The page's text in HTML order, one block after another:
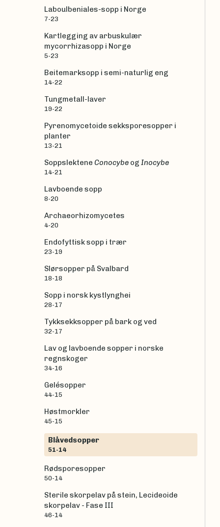
Laboulbeniales-sopp i Norge
7-23
Kartlegging av arbuskulær
mycorrhizasopp i Norge
5-23
Beitemarksopp i semi-naturlig eng
14-22
Tungmetall-laver
19-22
Pyrenomycetoide sekksporesopper i
planter
13-21
Soppslektene Conocybe og Inocybe
14-21
Lavboende sopp
8-20
Archaeorhizomycetes
4-20
Endofyttisk sopp i trær
23-19
Slørsopper på Svalbard
18-18
Sopp i norsk kystlynghei
28-17
Tykksekksopper på bark og ved
32-17
Lav og lavboende sopper i norske
regnskoger
34-16
Gelésopper
44-15
Høstmorkler
45-15
Blåvedsopper
51-14
Rødsporesopper
50-14
Sterile skorpelav på stein, Lecideoide
skorpelav - Fase III
46-14